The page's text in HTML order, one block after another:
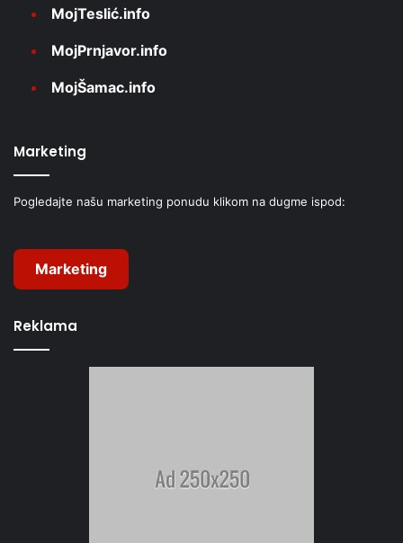
MojTeslić.info
MojPrnjavor.info
MojŠamac.info
Marketing
Pogledajte našu marketing ponudu klikom na dugme ispod:
Marketing
Reklama